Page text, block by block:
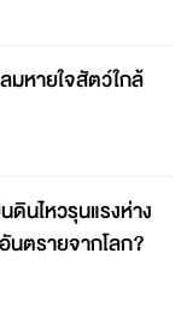
มหายใจสัตว์ใกล้
ดินไหวรุนแรงห่าง
ตรายจากโลก?